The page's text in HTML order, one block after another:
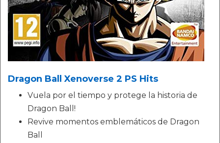
Dragon Ball Xenoverse 2 PS Hits
Vuela por el tiempo y protege la historia de
Dragon Ball!
Revive momentos emblemáticos de Dragon
Ball